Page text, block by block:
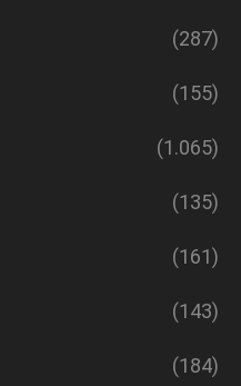
(287)
(155)
(1.065)
(135)
(161)
(143)
(184)